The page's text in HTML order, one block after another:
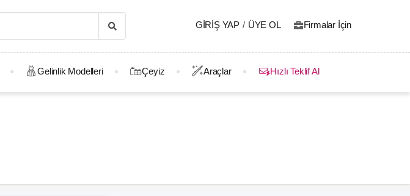
GIRIŞ YAP / ÜYE OL Firmalar İçin
Gelinlik Modelleri Çeyiz Araçlar Hızlı Teklif Al